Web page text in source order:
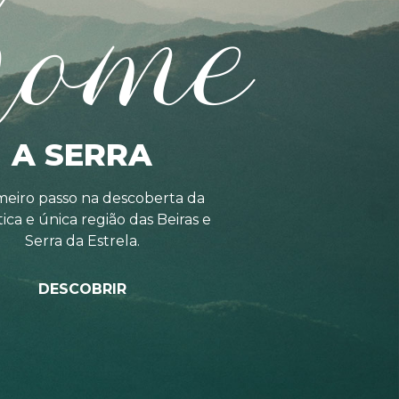
A SERRA
passo na descoberta da
e única região das Beiras e
Serra da Estrela.
DESCOBRIR